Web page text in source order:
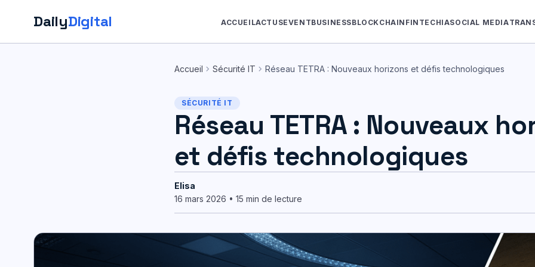
DailyDigital ACCUEILACTUSEVENTBUSINESSBLOCKCHAIN FINTECHIASOCIAL MEDIA
Accueil chevron_right Sécurité IT chevron_right Réseau TETRA : Nouveaux horizons et défis technologiques
SÉCURITÉ IT
Réseau TETRA : Nouveaux
et défis technologiques
Elisa
16 mars 2026 • 15 min de lecture